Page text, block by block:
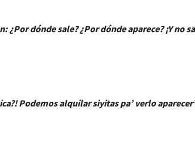
dónde sale? ¿Por dónde aparece? ¡Y no
Podemos alquilar siyitas pa’ verlo